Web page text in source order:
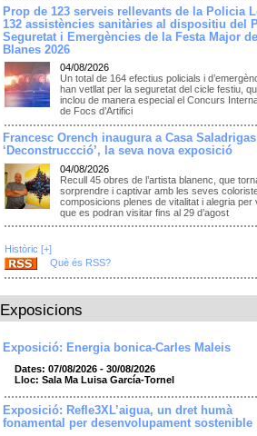
Prop de 123 serveis rellevants de la Policia
132 assistències sanitàries al dispositiu del
Seguretat i Emergències de la Festa Major
Blanes 2026
04/08/2026
Un total de 164 efectius policials i
han vetllat per la seguretat del cicle festiu,
inclou de manera especial el Concurs
de Focs d’Artifici
Francesc Orench inaugura a Casa Saladrigas
‘Deconstruccció’, la seva nova exposició
04/08/2026
Recull 45 obres de l’artista blanenc, que
sorprendre i captivar amb les seves
composicions plenes de vitalitat i alegria per
que es podran visitar fins al 29 d’agost
Històric [+]
Què és RSS?
Exposicions
Exposició: Energia bonica-Carles Maleis
Dates: 07/08/2026 - 30/08/2026
Lloc: Sala Ma Luisa García-Tornel
Exposició: Refle3XL’aigua, un dret humà
fonamental per desenvolupament sostenible